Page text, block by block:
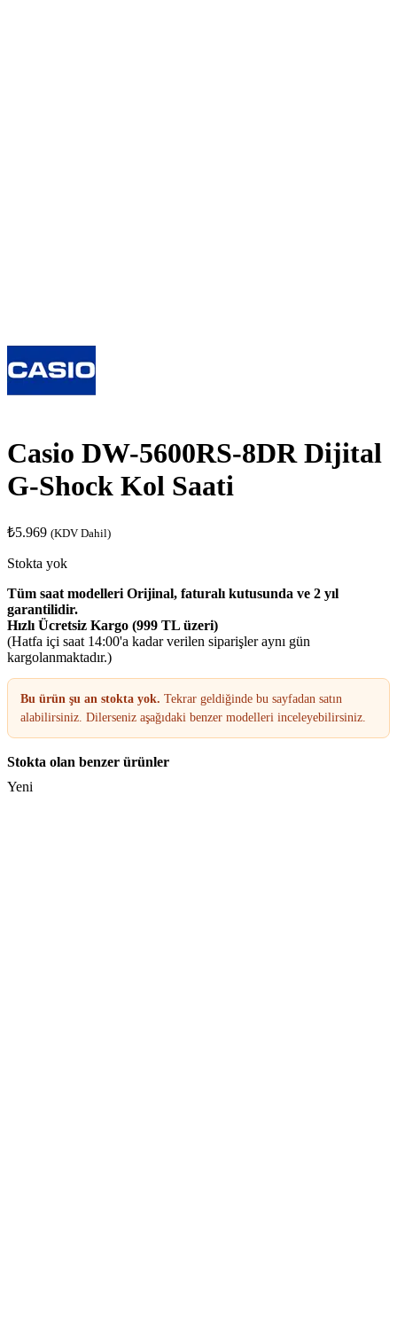
Casio DW-5600RS-8DR Dijital
G-Shock Kol Saati
₺5.969 (KDV Dahil)
Stokta yok
Tüm saat modelleri Orijinal, faturalı kutusunda ve 2 yıl
garantilidir.
Hızlı Ücretsiz Kargo (999 TL üzeri)
(Hatfa içi saat 14:00'a kadar verilen siparişler aynı gün
kargolanmaktadır.)
Bu ürün şu an stokta yok. Tekrar geldiğinde bu sayfadan satın
alabilirsiniz. Dilerseniz aşağıdaki benzer modelleri inceleyebilirsiniz.
Stokta olan benzer ürünler
Yeni